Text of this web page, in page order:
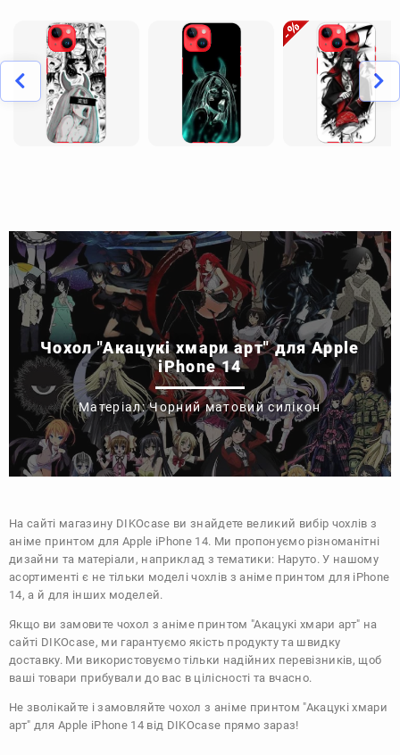
Чохол "Акацукі хмари арт" для Apple
iPhone 14
Матеріал: Чорний матовий силікон
На сайті магазину DIKOcase ви знайдете великий вибір чохлів з
аніме принтом для Apple iPhone 14. Ми пропонуємо різноманітні
дизайни та матеріали, наприклад з тематики: Наруто. У нашому
асортименті є не тільки моделі чохлів з аніме принтом для iPhone
14, а й для інших моделей.
Якщо ви замовите чохол з аніме принтом "Акацукі хмари арт" на
сайті DIKOcase, ми гарантуємо якість продукту та швидку
доставку. Ми використовуємо тільки надійних перевізників, щоб
ваші товари прибували до вас в цілісності та вчасно.
Не зволікайте і замовляйте чохол з аніме принтом "Акацукі хмари
арт" для Apple iPhone 14 від DIKOcase прямо зараз!